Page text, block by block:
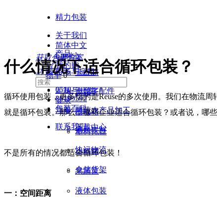
精力包装
关于我们
产品
卡板箱
大箱子
围板箱
塑料托盘
小料箱
果蔬筐
液体包装
市场与应用
汽车零配件
果蔬农产品加工
酒水饮料
快运物流
仓储货架
定制与开发
包装百科
下载中心
联系我们
获取包装方案
끠 搜索
简体中文
English
낙我的购
物车 0
0510-
86199592
登录
注册
什么情况下适合循环包装？
循环使用包装，更多指的是Reuse的多次使用。我们在物流
就是循环包装。那么，哪些企业适合循环包装？或者说，哪
不是所有的情况都适合循环包装！
一：空间距离